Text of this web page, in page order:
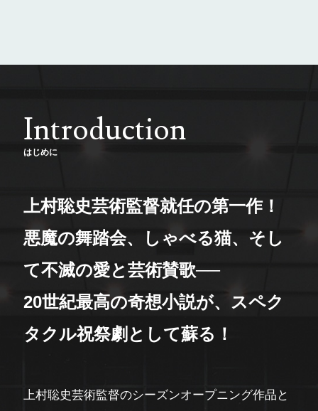
Introduction
はじめに
上村聡史芸術監督就任の第一作！
悪魔の舞踏会、しゃべる猫、そし
て不滅の愛と芸術賛歌──
20世紀最高の奇想小説が、スペク
タクル祝祭劇として蘇る！
上村聡史芸術監督のシーズンオープニング作品と